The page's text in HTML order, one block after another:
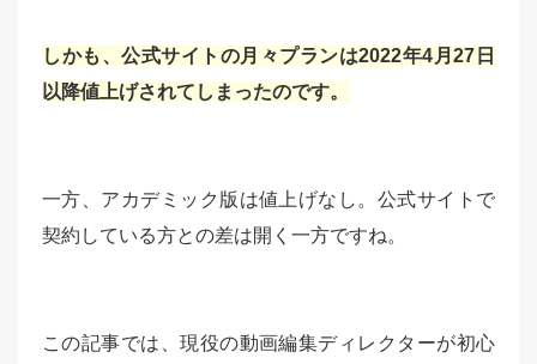
しかも、公式サイトの月々プランは2022年4月27日
以降値上げされてしまったのです。
一方、アカデミック版は値上げなし。公式サイトで
契約している方との差は開く一方ですね。
この記事では、現役の動画編集ディレクターが初心